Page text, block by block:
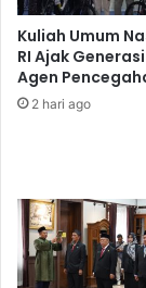
Kuliah Umum
RI Ajak
Agen
2 hari ago